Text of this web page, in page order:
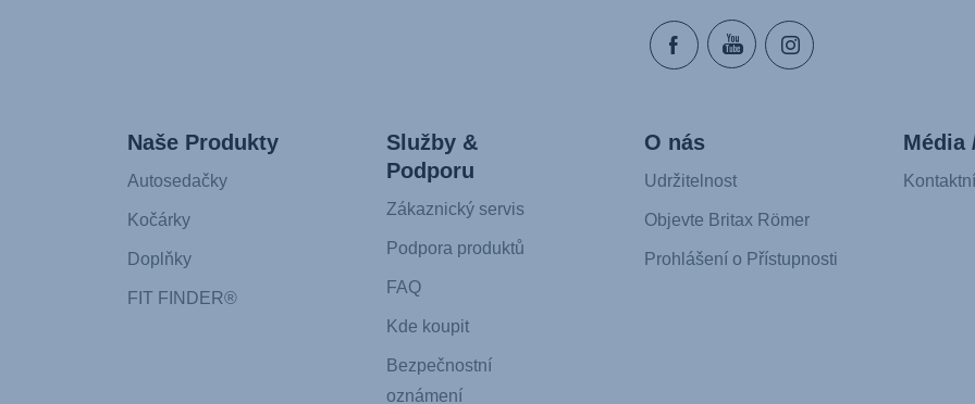
Naše Produkty
Autosedačky
Kočárky
Doplňky
FIT FINDER®
Služby &
Podporu
Zákaznický servis
Podpora produktů
FAQ
Kde koupit
Bezpečnostní
oznámení
O nás
Udržitelnost
Objevte Britax Römer
Prohlášení o Přístupnosti
Média